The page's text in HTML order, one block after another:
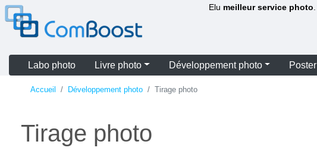
Elu meilleur service photo
Labo photo Livre photo Développement photo Poster
Accueil Développement photo Tirage photo
Tirage photo